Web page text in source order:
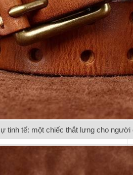
tinh tế: một chiếc thắt lưng cho người